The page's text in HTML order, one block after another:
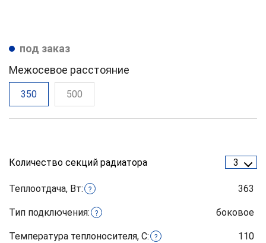
под заказ
Межосевое расстояние
350 500
Количество секций радиатора 3
Теплоотдача, Вт: ? 363
Тип подключения: ? боковое
Температура теплоносителя, С: ? 110